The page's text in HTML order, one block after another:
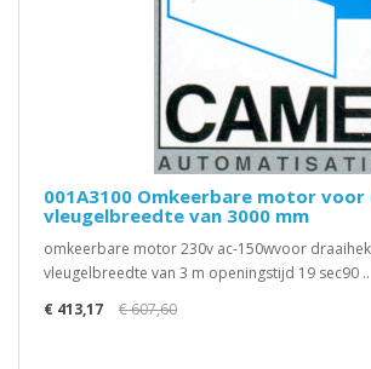
001A3100 Omkeerbare motor voor
vleugelbreedte van 3000 mm
omkeerbare motor 230v ac-150wvoor
vleugelbreedte van 3 m openingstijd 19 sec90 ..
€ 413,17
€ 607,60